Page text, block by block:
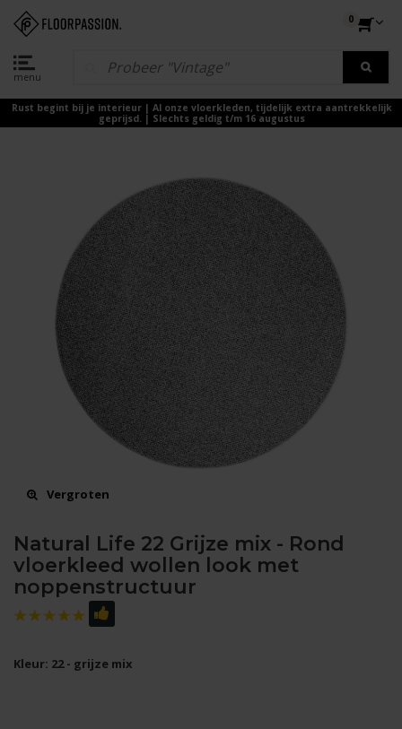
menu
0
Rust begint bij je interieur | Al onze vloerkleden, tijdelijk extra aantrekkelijk
geprijsd. | Slechts geldig t/m 16 augustus
Vergroten
Natural Life 22 Grijze mix - Rond
vloerkleed wollen look met
noppenstructuur
Kleur: 22 - grijze mix